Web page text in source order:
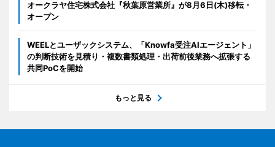
オークラヤ住宅株式会社『秋葉原営業所』が8月6日(木)移転・
オープン
WEELとユーザックシステム、「Knowfa受注AIエージェント」
の判断技術を見積り・複数書類処理・出荷前後業務へ拡張する
共同PoCを開始
もっと見る